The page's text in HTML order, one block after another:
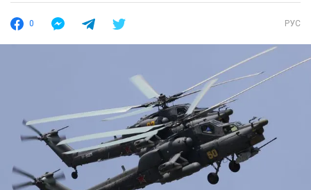
0 РУС